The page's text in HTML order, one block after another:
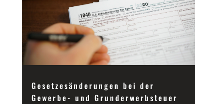
Gesetzesänderungen bei der
Gewerbe- und Grunderwerbsteuer